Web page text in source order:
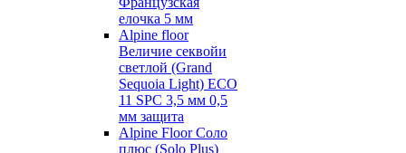
елочка 5 мм
Alpine floor
Величие секвойи
светлой (Grand
Sequoia Light) ECO
11 SPC 3,5 мм 0,5
мм защита
Alpine Floor Соло
плюс (Solo Plus)